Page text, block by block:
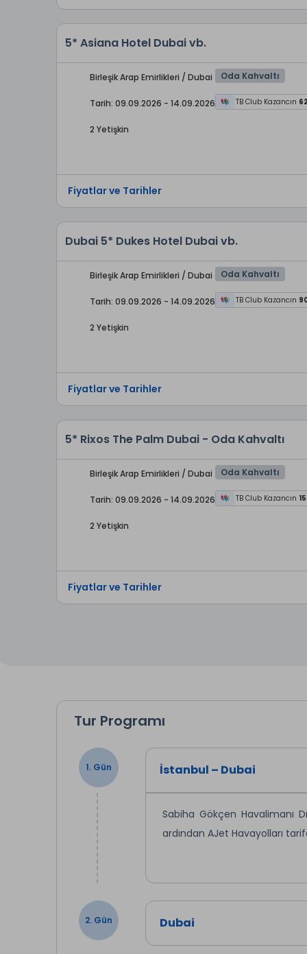
5* Asiana Hotel Dubai vb.
Birleşik Arap Emirlikleri / Dubai
Tarih: 09.09.2026 - 14.09.2026
2 Yetişkin
Oda Kahvaltı
TB Club Kazancın
Fiyatlar ve Tarihler
Dubai 5* Dukes Hotel Dubai vb.
Birleşik Arap Emirlikleri / Dubai
Tarih: 09.09.2026 - 14.09.2026
2 Yetişkin
Oda Kahvaltı
TB Club Kazancın
Fiyatlar ve Tarihler
5* Rixos The Palm Dubai - Oda Kahvaltı
Birleşik Arap Emirlikleri / Dubai
Tarih: 09.09.2026 - 14.09.2026
2 Yetişkin
Oda Kahvaltı
TB Club Kazancın
Fiyatlar ve Tarihler
Tur Programı
1. Gün İstanbul – Dubai
Sabiha Gökçen Havalimanı
ardından AJet Havayolları
2. Gün Dubai